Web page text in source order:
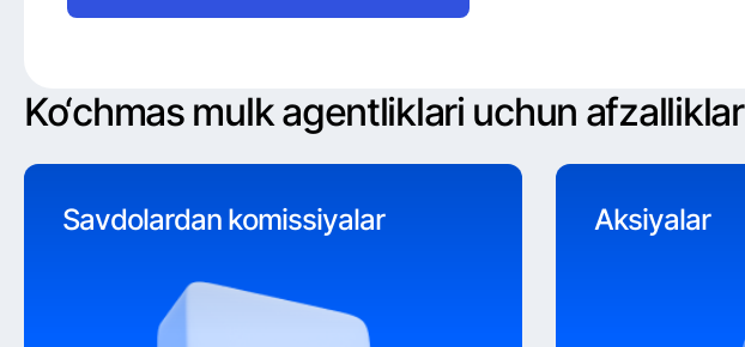
Ko‘chmas mulk agentliklari uchun afzalliklar
Savdolardan komissiyalar Aksiyalar